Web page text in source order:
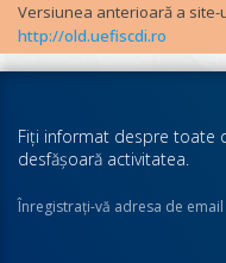
Versiunea anterioară a
http://old.uefiscdi.ro
Fiţi informat despre toate
desfăşoară activitatea.
Înregistraţi-vă adresa de